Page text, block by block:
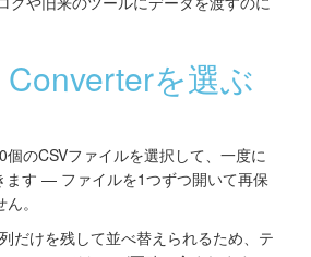
を選ぶ
個のCSVファイルを選択して、一度に
ます — ファイルを1つずつ開いて再保
。
だけを残して並べ替えられるため、テ